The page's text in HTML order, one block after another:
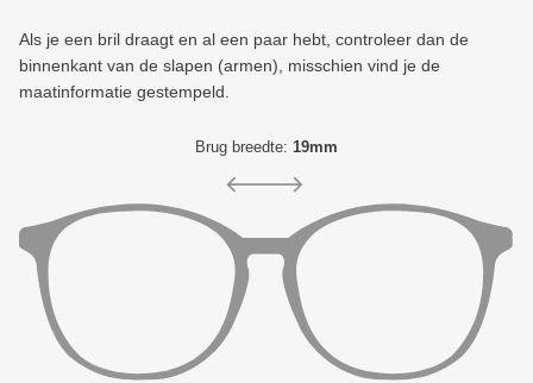
Als je een bril draagt ​​en al een paar hebt, controleer dan de
binnenkant van de slapen (armen), misschien vind je de
maatinformatie gestempeld.
Brug breedte: 19mm